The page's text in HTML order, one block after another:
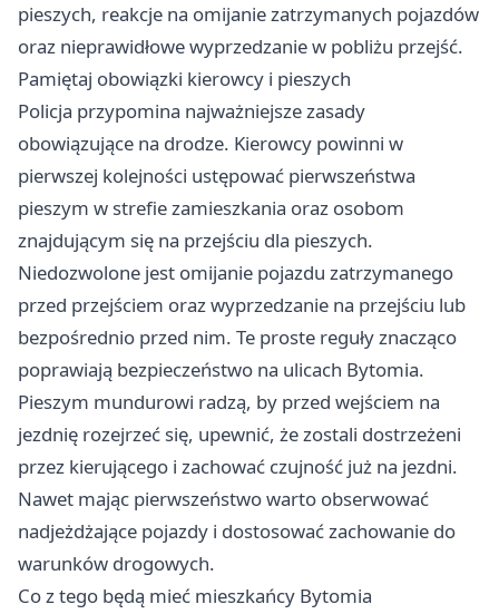
pieszych, reakcje na omijanie zatrzymanych pojazdów
oraz nieprawidłowe wyprzedzanie w pobliżu przejść.
Pamiętaj obowiązki kierowcy i pieszych
Policja przypomina najważniejsze zasady
obowiązujące na drodze. Kierowcy powinni w
pierwszej kolejności ustępować pierwszeństwa
pieszym w strefie zamieszkania oraz osobom
znajdującym się na przejściu dla pieszych.
Niedozwolone jest omijanie pojazdu zatrzymanego
przed przejściem oraz wyprzedzanie na przejściu lub
bezpośrednio przed nim. Te proste reguły znacząco
poprawiają bezpieczeństwo na ulicach Bytomia.
Pieszym mundurowi radzą, by przed wejściem na
jezdnię rozejrzeć się, upewnić, że zostali dostrzeżeni
przez kierującego i zachować czujność już na jezdni.
Nawet mając pierwszeństwo warto obserwować
nadjeżdżające pojazdy i dostosować zachowanie do
warunków drogowych.
Co z tego będą mieć mieszkańcy Bytomia